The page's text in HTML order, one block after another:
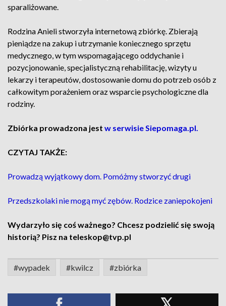
sparaliżowane.
Rodzina Anieli stworzyła internetową zbiórkę. Zbierają
pieniądze na zakup i utrzymanie koniecznego sprzętu
medycznego, w tym wspomagającego oddychanie i
pozycjonowanie, specjalistyczną rehabilitację, wizyty u
lekarzy i terapeutów, dostosowanie domu do potrzeb osób z
całkowitym porażeniem oraz wsparcie psychologiczne dla
rodziny.
Zbiórka prowadzona jest w serwisie Siepomaga.pl.
CZYTAJ TAKŻE:
Prowadzą wyjątkowy dom. Pomóżmy stworzyć drugi
Przedszkolaki nie mogą myć zębów. Rodzice zaniepokojeni
Wydarzyło się coś ważnego? Chcesz podzielić się swoją
historią? Pisz na teleskop@tvp.pl
#wypadek #kwilcz #zbiórka